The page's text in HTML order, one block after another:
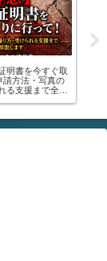
明書を今すぐ取
請方法・写真の
る支援まで全部